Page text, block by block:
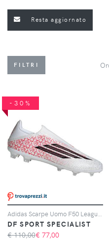
Resta aggiornato
FILTRI
-30%
DF SPORT SPECIALIST
€ 110,00€ 77,00